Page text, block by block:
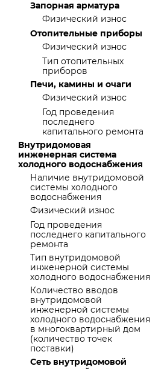
Запорная арматура
Физический износ
Отопительные приборы
Физический износ
Тип отопительных
приборов
Печи, камины и очаги
Физический износ
Год проведения
последнего
капитального ремонта
Внутридомовая
инженерная система
холодного водоснабжения
Наличие внутридомовой
системы холодного
водоснабжения
Физический износ
Год проведения
последнего капитального
ремонта
Тип внутридомовой
инженерной системы
холодного водоснабжения
Количество вводов
внутридомовой
инженерной системы
холодного водоснабжения
в многоквартирный дом
(количество точек
поставки)
Сеть внутридомовой